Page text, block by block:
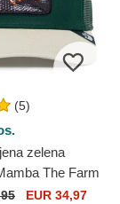
(5)
zelena
The Farm
Farm Goorin
EUR 34,97